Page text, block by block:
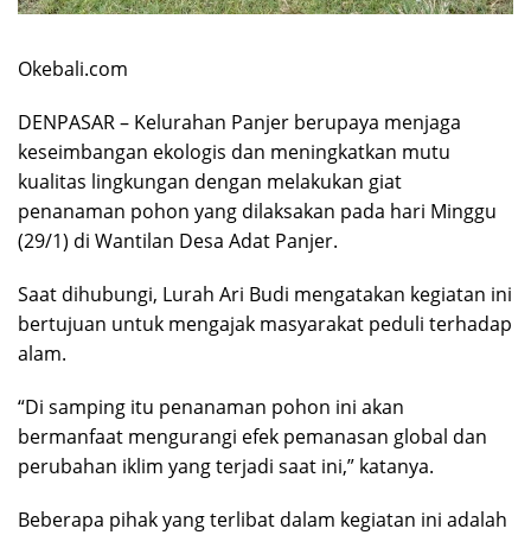
Okebali.com
DENPASAR – Kelurahan Panjer berupaya menjaga
keseimbangan ekologis dan meningkatkan mutu
kualitas lingkungan dengan melakukan giat
penanaman pohon yang dilaksakan pada hari Minggu
(29/1) di Wantilan Desa Adat Panjer.
Saat dihubungi, Lurah Ari Budi mengatakan kegiatan ini
bertujuan untuk mengajak masyarakat peduli terhadap
alam.
“Di samping itu penanaman pohon ini akan
bermanfaat mengurangi efek pemanasan global dan
perubahan iklim yang terjadi saat ini,” katanya.
Beberapa pihak yang terlibat dalam kegiatan ini adalah